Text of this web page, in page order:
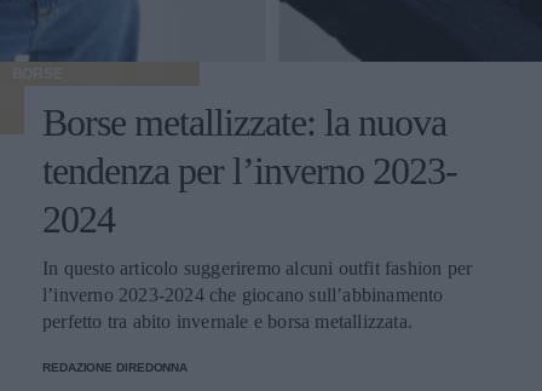
BORSE
Borse metallizzate: la nuova
tendenza per l’inverno 2023-
2024
In questo articolo suggeriremo alcuni outfit fashion per
l’inverno 2023-2024 che giocano sull’abbinamento
perfetto tra abito invernale e borsa metallizzata.
REDAZIONE DIREDONNA